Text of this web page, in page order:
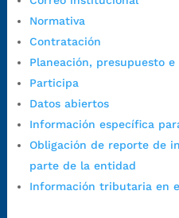
Normativa
Contratación
Planeación, presupuesto
Participa
Datos abiertos
Información específica
Obligación de reporte de
parte de la entidad
Información tributaria en
Lunes a jueves: 7:00 a.m. a
Viernes: 7:00 a.m. a 5:00
30 minutos de descanso al
Horario de Atención CAME
Dirección:Carrera 12 #16N-84
Horario habitual de lunes a
a.m. a 3:00 p.m.
Teléfono Conmutador:+57
Líneagratuita:+57 (607) 652 55 55
Correo Institucional: